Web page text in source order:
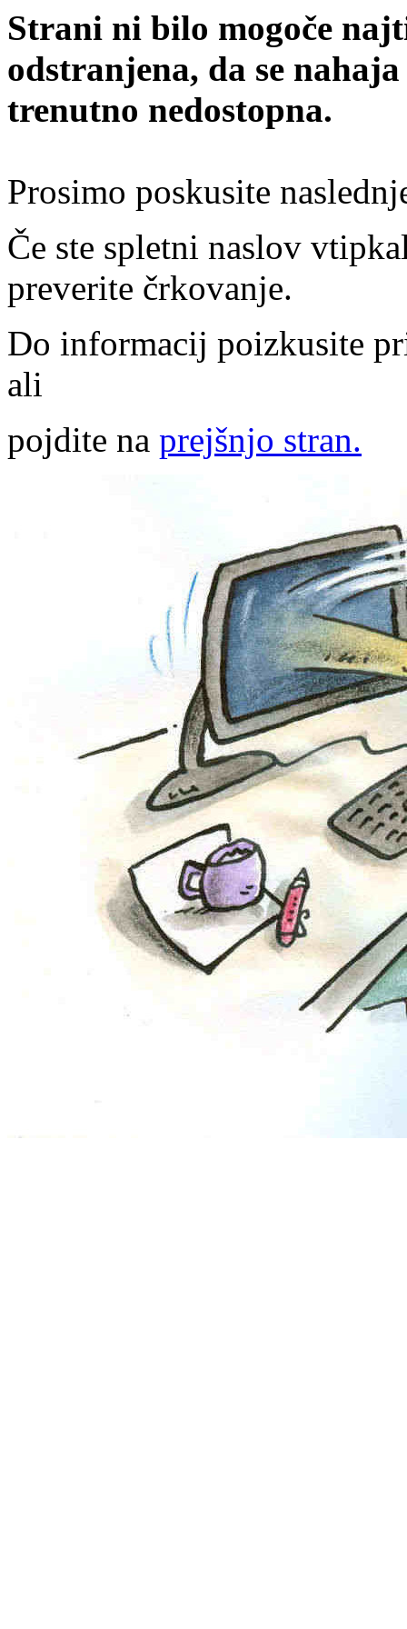
Strani ni bilo mogoče
odstranjena, da se
trenutno nedostopna.
Prosimo poskusite
Če ste spletni naslov
preverite črkovanje.
Do informacij poizkusite
ali
pojdite na prejšnjo stran.